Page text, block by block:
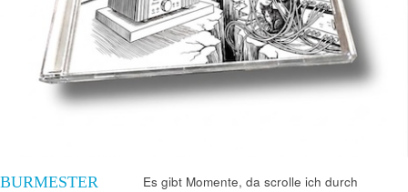
BURMESTER
Es gibt Momente, da scrolle ich durch